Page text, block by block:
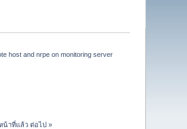
host and nrpe on monitoring server
น้าที่แล้ว ต่อไป »